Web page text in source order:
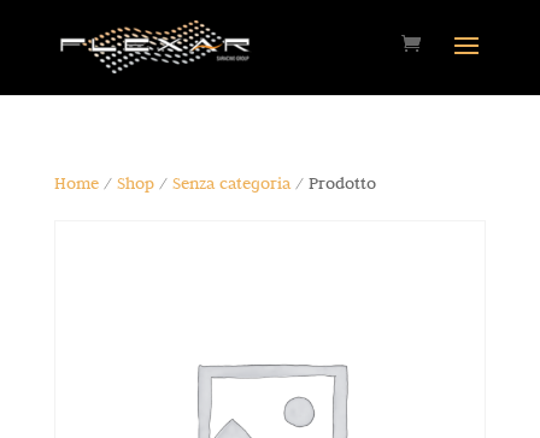
Home/ Shop/ Senza categoria/ Prodotto